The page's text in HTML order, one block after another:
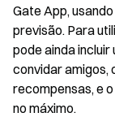
Gate App,
previsão. Para
pode ainda incluir
convidar amigos,
recompensas, e
no máximo.